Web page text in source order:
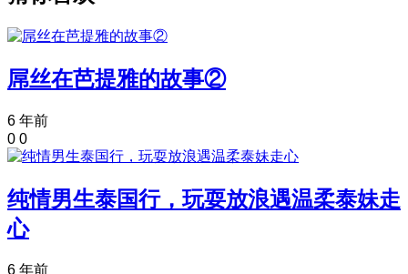
屌丝在芭提雅的故事②
6 年前
0 0
纯情男生泰国行，玩耍放浪遇温柔泰妹走
心
6 年前